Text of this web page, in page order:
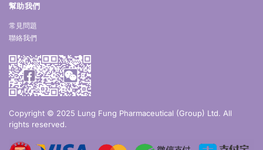
幫助我們
常見問題
聯絡我們
Copyright © 2025 Lung Fung Pharmaceutical (Group) Ltd. All
rights reserved.